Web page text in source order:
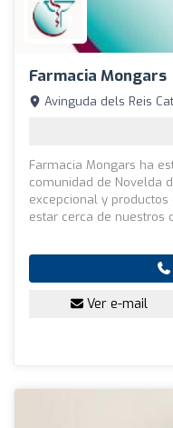
Farmacia Mongars
Avinguda dels Reis
Farmacia Mongars ha
comunidad de Novelda
excepcional y
estar cerca de nuestros
Ver e-mail